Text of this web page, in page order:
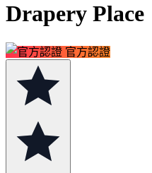
Drapery Place
官方認證